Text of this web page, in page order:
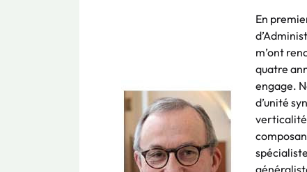
En
m’ont
quatre
engage.
d’unité